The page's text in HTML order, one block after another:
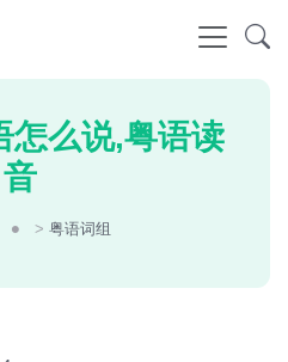
怎么说,粤语读
音
>粤语词组